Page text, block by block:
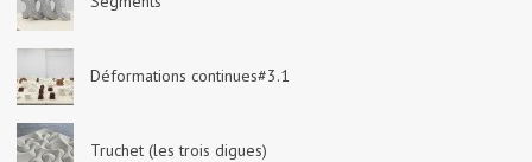
Déformations continues#3.1
Truchet (les trois digues)